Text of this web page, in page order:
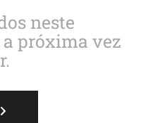
neste
próxima vez